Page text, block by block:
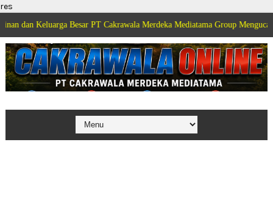
res
Besar PT Cakrawala Merdeka Mediatama Group Mengucapkan